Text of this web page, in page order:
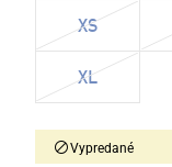
XS
XL
Vypredané